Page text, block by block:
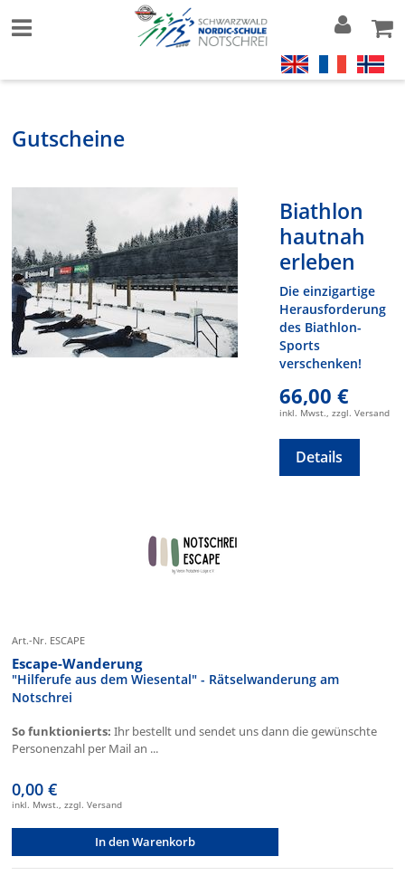
Gutscheine
Biathlon
hautnah
erleben
Die einzigartige
Herausforderung
des Biathlon-
Sports
verschenken!
66,00 €
inkl. Mwst., zzgl. Versand
Details
Art.-Nr. ESCAPE
Escape-Wanderung
"Hilferufe aus dem Wiesental" - Rätselwanderung am
Notschrei
So funktionierts: Ihr bestellt und sendet uns dann die gewünschte
Personenzahl per Mail an ...
0,00 €
inkl. Mwst., zzgl. Versand
In den Warenkorb